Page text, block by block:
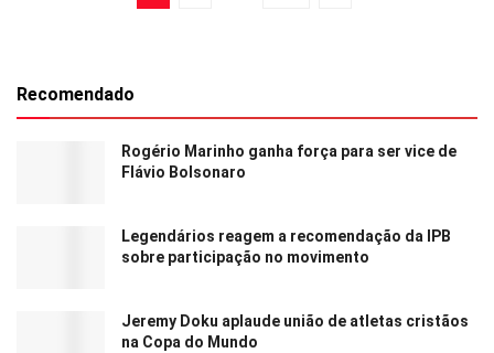
Recomendado
Rogério Marinho ganha força para ser vice de
Flávio Bolsonaro
Legendários reagem a recomendação da IPB
sobre participação no movimento
Jeremy Doku aplaude união de atletas cristãos
na Copa do Mundo